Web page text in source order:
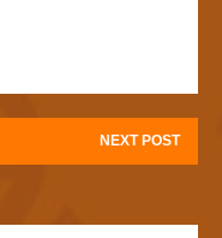
NEXT POST